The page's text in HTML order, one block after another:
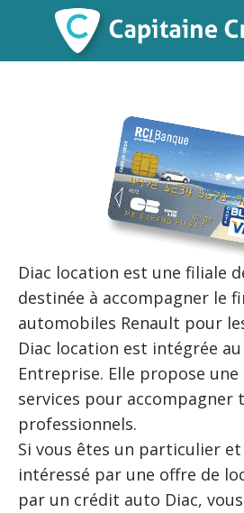
Diac location est une filiale
destinée à accompagner le
automobiles Renault pour
Diac location est intégrée au
Entreprise. Elle propose
services pour accompagner
professionnels.
Si vous êtes un particulier
intéressé par une offre de
par un crédit auto Diac,